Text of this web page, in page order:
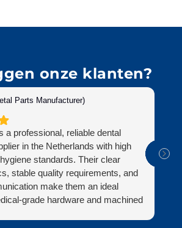
onze klanten?
Parts Manufacturer)
a professional, reliable dental
in the Netherlands with high
standards. Their clear
stable quality requirements, and
make them an ideal
grade hardware and machined